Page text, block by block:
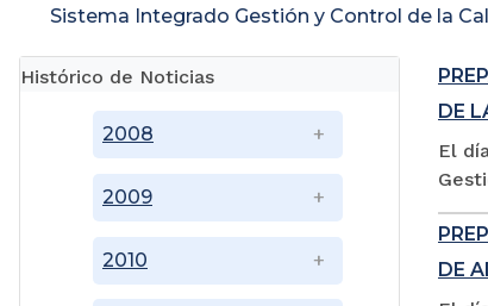
Sistema Integrado Gestión y Control de la
Histórico de Noticias
2008
2009
2010
DE
El
DE